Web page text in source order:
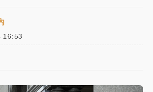
中颱白海豚雨彈轟3天 「紅到發紫」降
慈濟10億！黃金158kg遭查扣畫面曝光
16:53